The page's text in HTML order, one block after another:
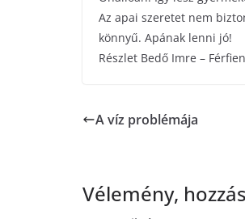
Az apai szeretet nem
könnyű. Apának lenni jó!
Részlet Bedő Imre –
A víz problémája
Vélemény,